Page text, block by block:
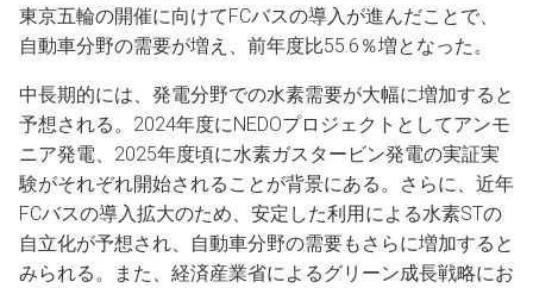
東京五輪の開催に向けてFCバスの導入が進んだことで、
自動車分野の需要が増え、前年度比55.6％増となった。
中長期的には、発電分野での水素需要が大幅に増加すると
予想される。2024年度にNEDOプロジェクトとしてアンモ
ニア発電、2025年度頃に水素ガスタービン発電の実証実
験がそれぞれ開始されることが背景にある。さらに、近年
FCバスの導入拡大のため、安定した利用による水素STの
自立化が予想され、自動車分野の需要もさらに増加すると
みられる。また、経済産業省によるグリーン成長戦略にお